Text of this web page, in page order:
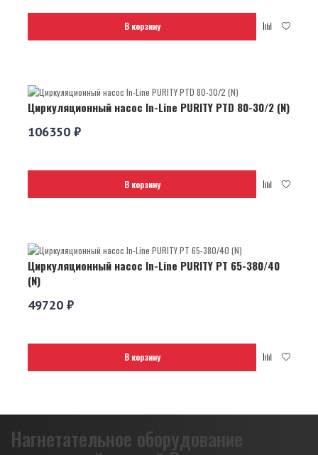
В корзину
Циркуляционный насос In-Line PURITY PTD 80-30/2 (N)
106350 ₽
В корзину
Циркуляционный насос In-Line PURITY PT 65-380/40
(N)
49720 ₽
В корзину
Нагнетательное оборудование